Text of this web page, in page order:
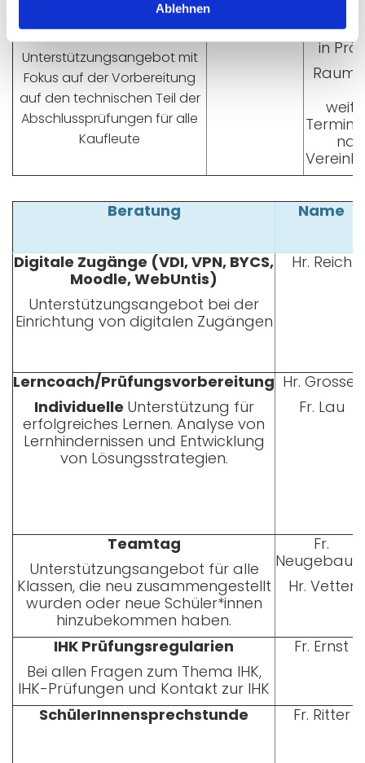
Ablehnen
Prüfungsvorbereitung
für SM/DM
Unterstützungsangebot mit
Fokus auf der Vorbereitung
auf den technischen Teil der
Abschlussprüfungen für alle
Kaufleute
7:30 –
in
Raum:
Termin
Beratung Name
Digitale Zugänge (VDI, VPN, BYCS,
Moodle, WebUntis)
Unterstützungsangebot bei der
Einrichtung von digitalen Zugängen
Hr. Reich
Lerncoach/Prüfungsvorbereitung
Individuelle Unterstützung für
erfolgreiches Lernen. Analyse von
Lernhindernissen und Entwicklung
von Lösungsstrategien.
Hr. Grosser
Fr. Lau
Teamtag
Unterstützungsangebot für alle
Klassen, die neu zusammengestellt
wurden oder neue Schüler*innen
hinzubekommen haben.
Fr.
Hr. Vetter
IHK Prüfungsregularien
Bei allen Fragen zum Thema IHK,
IHK-Prüfungen und Kontakt zur IHK
Fr. Ernst
SchülerInnensprechstunde Fr. Ritter